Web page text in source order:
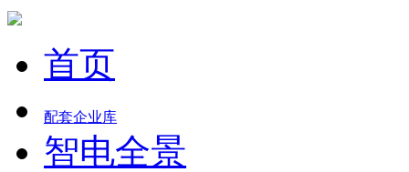
首页
配套企业库
智电全景